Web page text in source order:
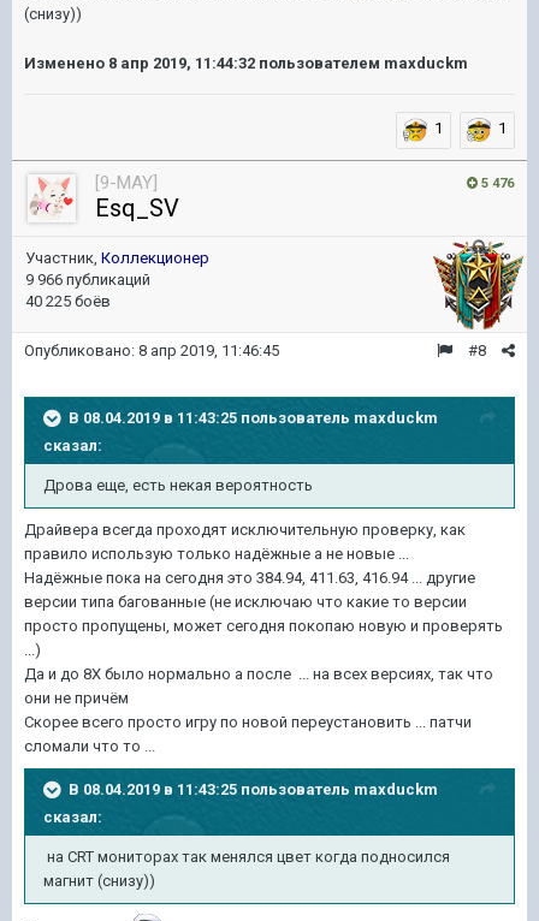
(снизу))
Изменено 8 апр 2019, 11:44:32 пользователем maxduckm
1 1
5 476
[9-MAY]
Esq_SV
Участник, Коллекционер
9 966 публикаций
40 225 боёв
#8
Опубликовано: 8 апр 2019, 11:46:45
В 08.04.2019 в 11:43:25 пользователь maxduckm
сказал:
Дрова еще, есть некая вероятность
Драйвера всегда проходят исключительную проверку, как
правило использую только надёжные а не новые ...
Надёжные пока на сегодня это 384.94, 411.63, 416.94 ... другие
версии типа багованные (не исключаю что какие то версии
просто пропущены, может сегодня покопаю новую и проверять
...)
Да и до 8Х было нормально а после ... на всех версиях, так что
они не причём
Скорее всего просто игру по новой переустановить ... патчи
сломали что то ...
В 08.04.2019 в 11:43:25 пользователь maxduckm
сказал:
на CRT мониторах так менялся цвет когда подносился
магнит (снизу))